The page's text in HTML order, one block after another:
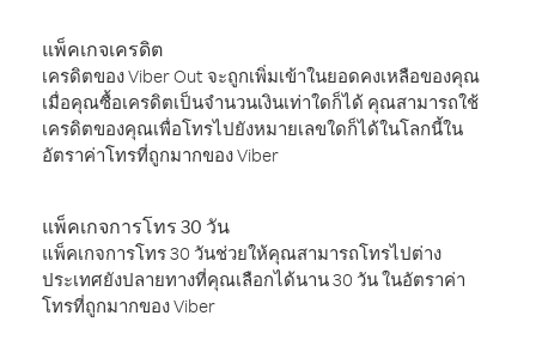
แพ็คเกจเครดิต
เครดิตของ Viber Out จะถูกเพิ่มเข้าในยอดคงเหลือของคุณ
เมื่อคุณซื้อเครดิตเป็นจำนวนเงินเท่าใดก็ได้ คุณสามารถใช้
เครดิตของคุณเพื่อโทรไปยังหมายเลขใดก็ได้ในโลกนี้ใน
อัตราค่าโทรที่ถูกมากของ Viber
แพ็คเกจการโทร 30 วัน
แพ็คเกจการโทร 30 วันช่วยให้คุณสามารถโทรไปต่าง
ประเทศยังปลายทางที่คุณเลือกได้นาน 30 วัน ในอัตราค่า
โทรที่ถูกมากของ Viber